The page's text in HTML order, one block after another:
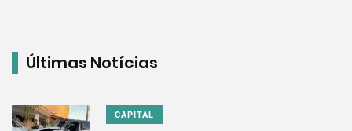
Últimas Notícias
CAPITAL